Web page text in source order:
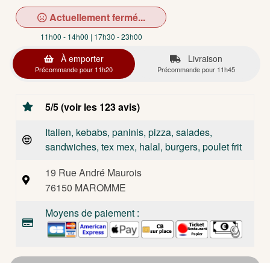
Actuellement fermé...
11h00 - 14h00 | 17h30 - 23h00
À emporter
Précommande pour 11h20
Livraison
Précommande pour 11h45
5/5 (voir les 123 avis)
Italien, kebabs, paninis, pizza, salades,
sandwiches, tex mex, halal, burgers, poulet frit
19 Rue André Maurois
76150 MAROMME
Moyens de paiement :